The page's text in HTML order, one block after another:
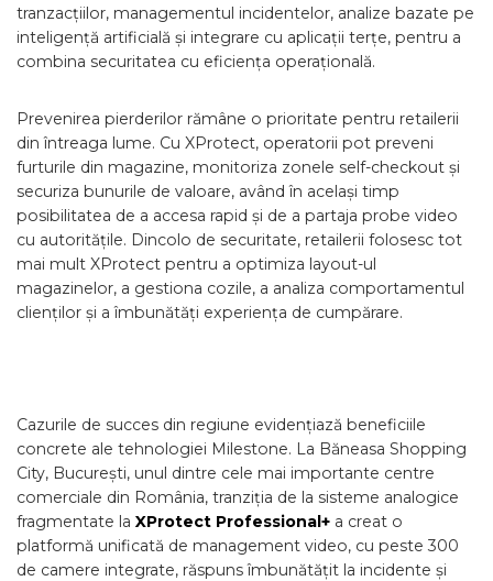
tranzacțiilor, managementul incidentelor, analize bazate pe
inteligență artificială și integrare cu aplicații terțe, pentru a
combina securitatea cu eficiența operațională.
Prevenirea pierderilor rămâne o prioritate pentru retailerii
din întreaga lume. Cu XProtect, operatorii pot preveni
furturile din magazine, monitoriza zonele self-checkout și
securiza bunurile de valoare, având în același timp
posibilitatea de a accesa rapid și de a partaja probe video
cu autoritățile. Dincolo de securitate, retailerii folosesc tot
mai mult XProtect pentru a optimiza layout-ul
magazinelor, a gestiona cozile, a analiza comportamentul
clienților și a îmbunătăți experiența de cumpărare.
Cazurile de succes din regiune evidențiază beneficiile
concrete ale tehnologiei Milestone. La Băneasa Shopping
City, București, unul dintre cele mai importante centre
comerciale din România, tranziția de la sisteme analogice
fragmentate la XProtect Professional+ a creat o
platformă unificată de management video, cu peste 300
de camere integrate, răspuns îmbunătățit la incidente și